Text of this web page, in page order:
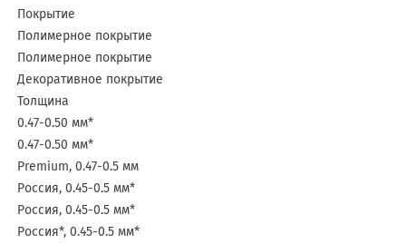
Покрытие
Полимерное покрытие
Полимерное покрытие
Декоративное покрытие
Толщина
0.47-0.50 мм*
0.47-0.50 мм*
Premium, 0.47-0.5 мм
Россия, 0.45-0.5 мм*
Россия, 0.45-0.5 мм*
Россия*, 0.45-0.5 мм*